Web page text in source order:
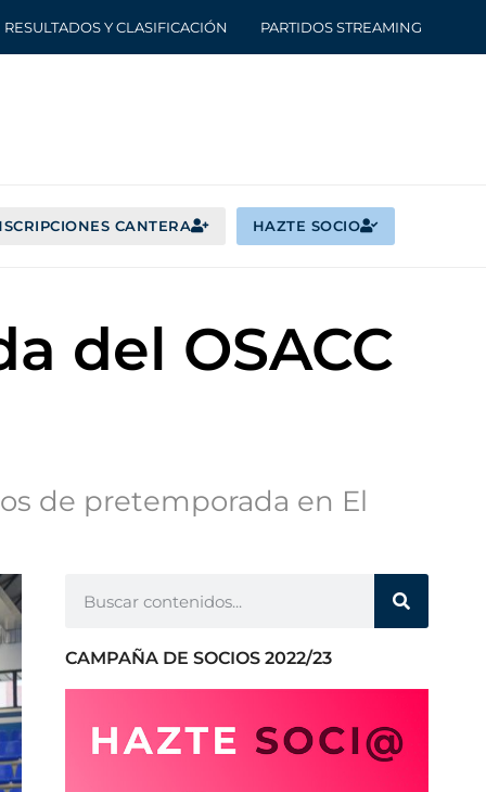
RESULTADOS Y CLASIFICACIÓN PARTIDOS STREAMING
CANTERA HAZTE SOCIO
del OSACC
de pretemporada en El
CAMPAÑA DE SOCIOS 2022/23